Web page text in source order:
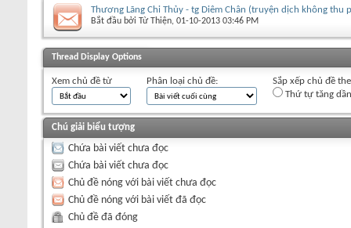
Thương Lãng Chi Thủy - tg Diêm Chân (truyện dịch không thu
Bắt đầu bởi Từ Thiện‎, 01-10-2013 03:46 PM
+Viết chủ đề mới
Thread Display Options
Xem chủ đề từ Phân loại chủ đề:
Sắp xếp chủ đề
Thứ tự tăng dần
Chú giải biểu tượng
Chứa bài viết chưa đọc
Chứa bài viết chưa đọc
Chủ đề nóng với bài viết chưa đọc
Chủ đề nóng với bài viết đã đọc
Chủ đề đã đóng